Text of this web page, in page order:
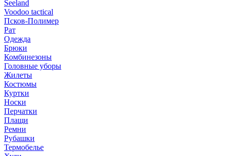
Seeland
Voodoo tactical
Псков-Полимер
Рат
Одежда
Брюки
Комбинезоны
Головные уборы
Жилеты
Костюмы
Куртки
Носки
Перчатки
Плащи
Ремни
Рубашки
Термобелье